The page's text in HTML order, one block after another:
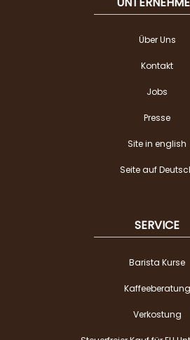
Über Uns
Kontakt
Jobs
Presse
Site in english
Seite auf
SERVICE
Barista Kurse
Kaffeeberatung
Verkostung